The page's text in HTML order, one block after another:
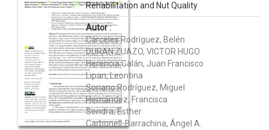
Rehabilitation and Nut Quality
Autor :
Cárceles Rodríguez, Belén
DURAN ZUAZO, VICTOR HUGO
Herencia Galán, Juan Francisco
Lipan, Leontina
Soriano Rodríguez, Miguel
Hernández, Francisca
Sendra, Esther
Carbonell-Barrachina, Ángel A.